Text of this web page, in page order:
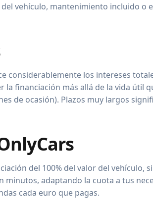
vehículo, mantenimiento incluido o
considerablemente los intereses
financiación más allá de la vida útil
de ocasión). Plazos muy largos
del 100% del valor del vehículo,
adaptando la cuota a tus
cada euro que pagas.